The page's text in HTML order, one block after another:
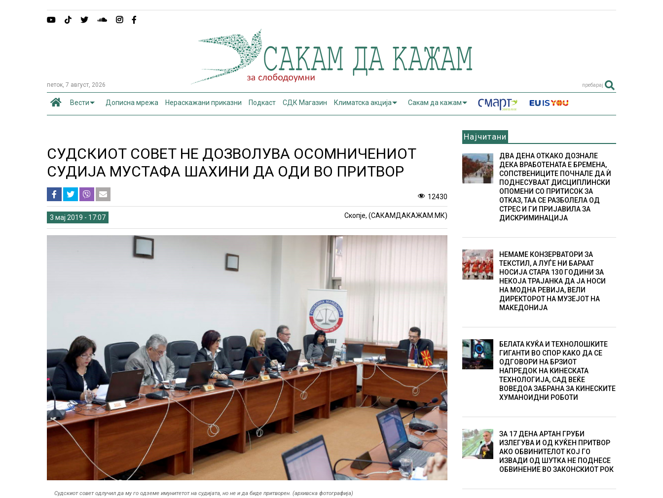
петок, 7 август, 2026 пребарај
Вести Дописна мрежа Нераскажани приказни Подкаст СДК Магазин Климатска акција Сакам да кажам
СУДСКИОТ СОВЕТ НЕ ДОЗВОЛУВА ОСОМНИЧЕНИОТ
СУДИЈА МУСТАФА ШАХИНИ ДА ОДИ ВО ПРИТВОР
12430
3 мај 2019 - 17:07 Скопје, (САКАМДАКАЖАМ.МК)
Судскиот совет одлучил да му го одземе имунитетот на судијата, но не и да биде притворен. (архивска фотографија)
Најчитани
ДВА ДЕНА ОТКАКО ДОЗНАЛЕ
ДЕКА ВРАБОТЕНАТА Е БРЕМЕНА,
СОПСТВЕНИЦИТЕ ПОЧНАЛЕ ДА Ѝ
ПОДНЕСУВААТ ДИСЦИПЛИНСКИ
ОПОМЕНИ СО ПРИТИСОК ЗА
ОТКАЗ, ТАА СЕ РАЗБОЛЕЛА ОД
СТРЕС И ГИ ПРИЈАВИЛА ЗА
ДИСКРИМИНАЦИЈА
НЕМАМЕ КОНЗЕРВАТОРИ ЗА
ТЕКСТИЛ, А ЛУЃЕ НИ БАРААТ
НОСИЈА СТАРА 130 ГОДИНИ ЗА
НЕКОЈА ТРАЈАНКА ДА ЈА НОСИ
НА МОДНА РЕВИЈА, ВЕЛИ
ДИРЕКТОРОТ НА МУЗЕЈОТ НА
МАКЕДОНИЈА
БЕЛАТА КУЌА И ТЕХНОЛОШКИТЕ
ГИГАНТИ ВО СПОР КАКО ДА СЕ
ОДГОВОРИ НА БРЗИОТ
НАПРЕДОК НА КИНЕСКАТА
ТЕХНОЛОГИЈА, САД ВЕЌЕ
ВОВЕДОА ЗАБРАНА ЗА КИНЕСКИТЕ
ХУМАНОИДНИ РОБОТИ
ЗА 17 ДЕНА АРТАН ГРУБИ
ИЗЛЕГУВА И ОД КУЌЕН ПРИТВОР
АКО ОБВИНИТЕЛОТ КОЈ ГО
ИЗВАДИ ОД ШУТКА НЕ ПОДНЕСЕ
ОБВИНЕНИЕ ВО ЗАКОНСКИОТ РОК